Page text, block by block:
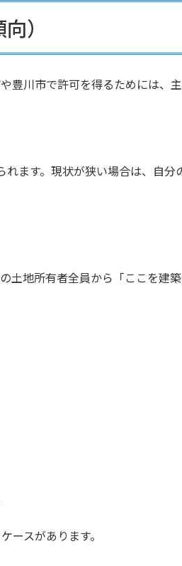
）
豊川市で許可を得るためには、
ます。現状が狭い場合は、自
土地所有者全員から「ここを建
ースがあります。